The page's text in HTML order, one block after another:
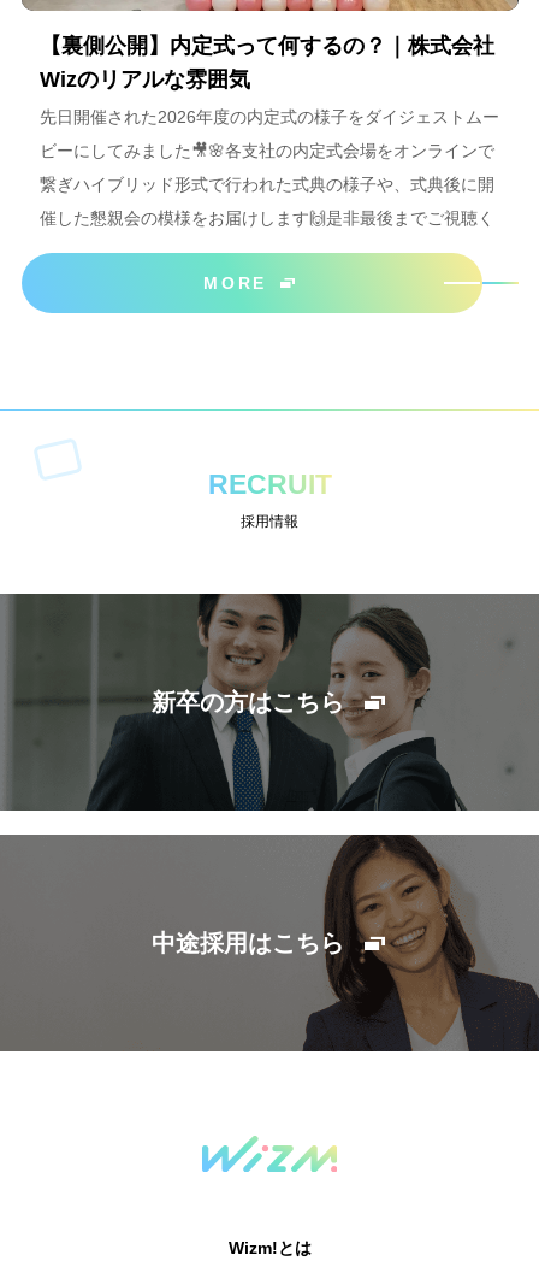
【裏側公開】内定式って何するの？｜株式会社
Wizのリアルな雰囲気
先日開催された2026年度の内定式の様子をダイジェストムー
ビーにしてみました🎥🌸各支社の内定式会場をオンラインで
繋ぎハイブリッド形式で行われた式典の様子や、式典後に開
催した懇親会の模様をお届けします🙌是非最後までご視聴く
ださいね＾＾
MORE
RECRUIT
採用情報
新卒の方はこちら
中途採用はこちら
Wizm!とは